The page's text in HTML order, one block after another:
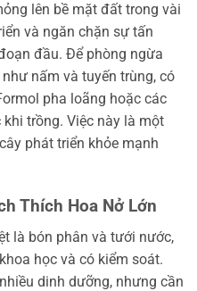
lên bề mặt đất trong vài
và ngăn chặn sự tấn
đầu. Để phòng ngừa
nấm và tuyến trùng, có
pha loãng hoặc các
trồng. Việc này là một
phát triển khỏe mạnh
Thích Hoa Nở Lớn
là bón phân và tưới nước,
học và có kiểm soát.
dinh dưỡng, nhưng cần